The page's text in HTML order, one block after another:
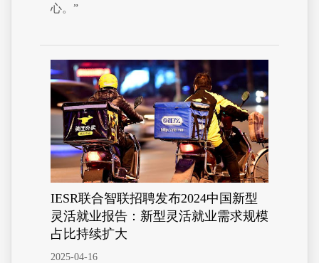
心。”
IESR联合智联招聘发布2024中国新型
灵活就业报告：新型灵活就业需求规模
占比持续扩大
2025-04-16